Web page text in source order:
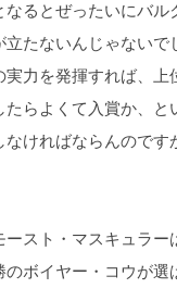
るとぜったいにバ
たないんじゃない
力を発揮すれば、
らよくて入賞か、
ければならんので
スト・マスキュラー
ボイヤー・コウが